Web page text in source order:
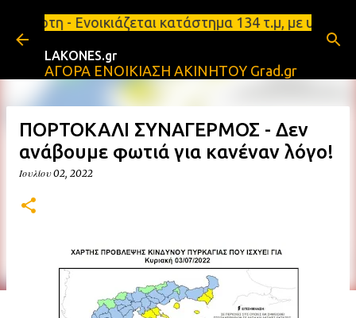
Μετάβαση στο κύριο περιεχόμενο
κατάστημα 134 τ.μ, με υπόγειο
LAKONES.gr
ΑΓΟΡΑ ΕΝΟΙΚΙΑΣΗ ΑΚΙΝΗΤΟΥ Grad.gr
ΠΟΡΤΟΚΑΛΙ ΣΥΝΑΓΕΡΜΟΣ - Δεν
ανάβουμε φωτιά για κανέναν λόγο!
Ιουλίου 02, 2022